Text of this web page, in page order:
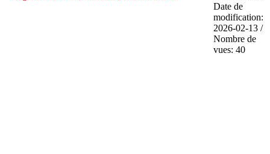
Date de
modification:
2026-02-13 /
Nombre de
vues: 40